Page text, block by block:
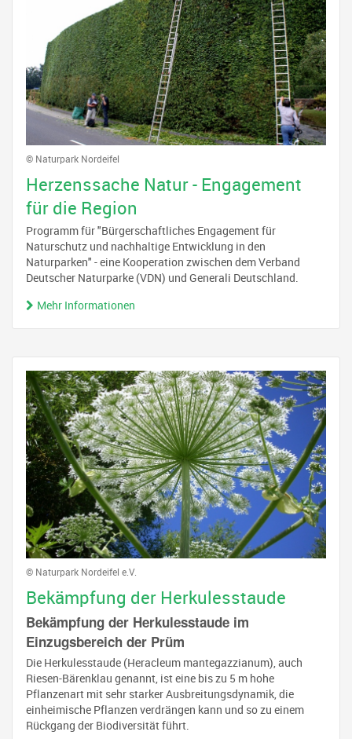
© Naturpark Nordeifel
Herzenssache Natur - Engagement
für die Region
Programm für "Bürgerschaftliches Engagement für
Naturschutz und nachhaltige Entwicklung in den
Naturparken" - eine Kooperation zwischen dem Verband
Deutscher Naturparke (VDN) und Generali Deutschland.
Mehr Informationen
© Naturpark Nordeifel e.V.
Bekämpfung der Herkulesstaude
Bekämpfung der Herkulesstaude im
Einzugsbereich der Prüm
Die Herkulesstaude (Heracleum mantegazzianum), auch
Riesen-Bärenklau genannt, ist eine bis zu 5 m hohe
Pflanzenart mit sehr starker Ausbreitungsdynamik, die
einheimische Pflanzen verdrängen kann und so zu einem
Rückgang der Biodiversität führt.